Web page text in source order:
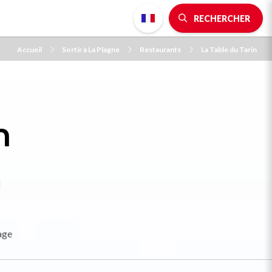
RECHERCHER
Accueil Sortir à La Plagne Restaurants La Table du Tarin